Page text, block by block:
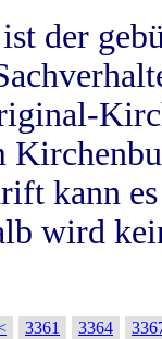
der
kann
wird
3361 3364